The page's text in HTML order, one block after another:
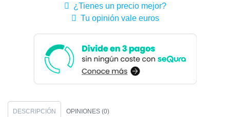
¿Tienes un precio mejor?
Tu opinión vale euros
DESCRIPCIÓN OPINIONES (0)